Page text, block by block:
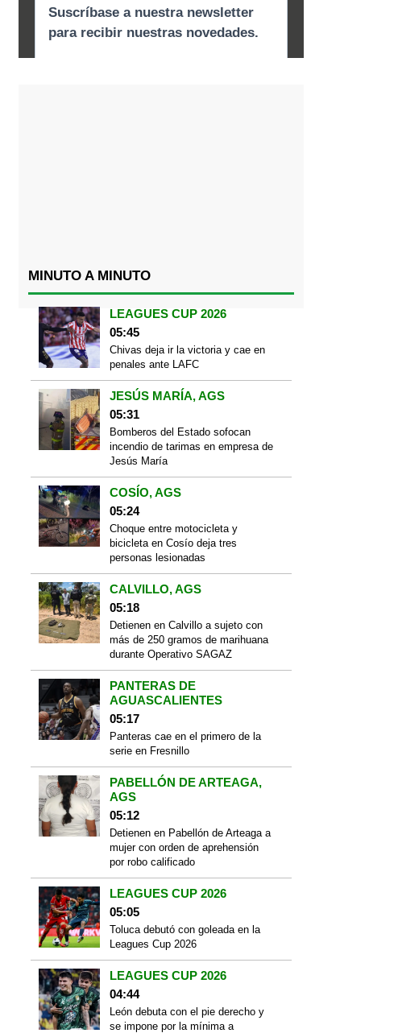
MINUTO A MINUTO
LEAGUES CUP 2026
05:45
Chivas deja ir la victoria y cae en
penales ante LAFC
JESÚS MARÍA, AGS
05:31
Bomberos del Estado sofocan
incendio de tarimas en empresa de
Jesús María
COSÍO, AGS
05:24
Choque entre motocicleta y
bicicleta en Cosío deja tres
personas lesionadas
CALVILLO, AGS
05:18
Detienen en Calvillo a sujeto con
más de 250 gramos de marihuana
durante Operativo SAGAZ
PANTERAS DE
AGUASCALIENTES
05:17
Panteras cae en el primero de la
serie en Fresnillo
PABELLÓN DE ARTEAGA,
AGS
05:12
Detienen en Pabellón de Arteaga a
mujer con orden de aprehensión
por robo calificado
LEAGUES CUP 2026
05:05
Toluca debutó con goleada en la
Leagues Cup 2026
LEAGUES CUP 2026
04:44
León debuta con el pie derecho y
se impone por la mínima a